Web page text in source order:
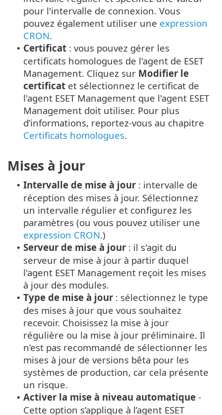
pour l'intervalle de connexion. Vous
pouvez également utiliser une expression
CRON.
• Certificat : vous pouvez gérer les
certificats homologues de l'agent de ESET
Management. Cliquez sur Modifier le
certificat et sélectionnez le certificat de
l'agent ESET Management que l'agent ESET
Management doit utiliser. Pour plus
d’informations, reportez-vous au chapitre
Certificats homologues.
Mises à jour
• Intervalle de mise à jour : intervalle de
réception des mises à jour. Sélectionnez
un intervalle régulier et configurez les
paramètres (ou vous pouvez utiliser une
expression CRON.)
• Serveur de mise à jour : il s'agit du
serveur de mise à jour à partir duquel
l'agent ESET Management reçoit les mises
à jour des modules.
• Type de mise à jour : sélectionnez le type
des mises à jour que vous souhaitez
recevoir. Choisissez la mise à jour
régulière ou la mise à jour préliminaire. Il
n’est pas recommandé de sélectionner les
mises à jour de versions bêta pour les
systèmes de production, car cela présente
un risque.
• Activer la mise à niveau automatique -
Cette option s’applique à l’agent ESET